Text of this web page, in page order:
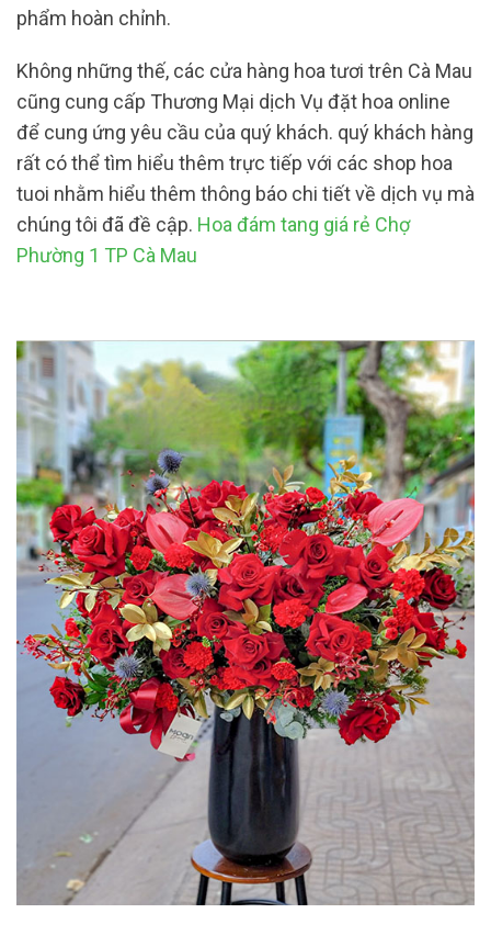
phẩm hoàn chỉnh.
Không những thế, các cửa hàng hoa tươi trên Cà Mau
cũng cung cấp Thương Mại dịch Vụ đặt hoa online
để cung ứng yêu cầu của quý khách. quý khách hàng
rất có thể tìm hiểu thêm trực tiếp với các shop hoa
tuoi nhằm hiểu thêm thông báo chi tiết về dịch vụ mà
chúng tôi đã đề cập. Hoa đám tang giá rẻ Chợ
Phường 1 TP Cà Mau